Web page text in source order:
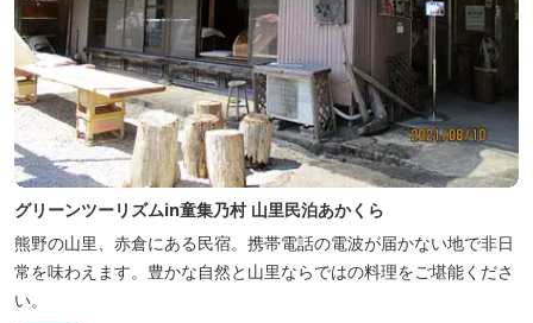
グリーンツーリズムin童集乃村 山里民泊あかくら
熊野の山里、赤倉にある民宿。携帯電話の電波が届かない地で非日
常を味わえます。豊かな自然と山里ならではの料理をご堪能くださ
い。